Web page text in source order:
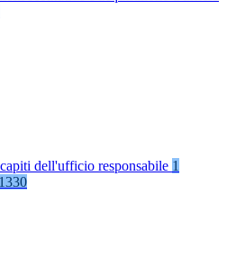
dell'ufficio responsabile 1
1330